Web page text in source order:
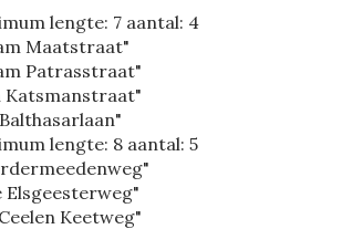
lengte: 7 aantal: 4
Maatstraat"
Patrasstraat"
Katsmanstraat"
lengte: 8 aantal: 5
Elsgeesterweg"
Keetweg"